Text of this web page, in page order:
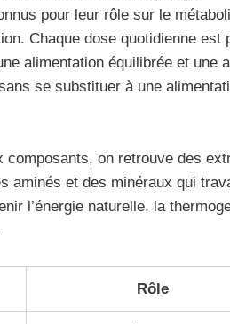
pour leur rôle sur le
Chaque dose quotidienne est
alimentation équilibrée et une
se substituer à une
composants, on retrouve des
aminés et des minéraux qui
l’énergie naturelle, la
Rôle